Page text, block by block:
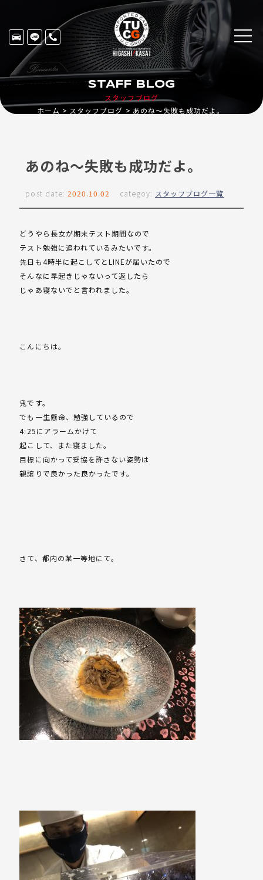
スタッフブログ
STAFF BLOG
ホーム スタッフブログ あのね～失敗も成功だよ。
あのね～失敗も成功だよ。
post date: 2020.10.02 categoy: スタッフブログ一覧
どうやら長女が期末テスト期間なので
テスト勉強に追われているみたいです。
先日も4時半に起こしてとLINEが届いたので
そんなに早起きじゃないって返したら
じゃあ寝ないでと言われました。
こんにちは。
鬼です。
でも一生懸命、勉強しているので
4:25にアラームかけて
起こして、また寝ました。
目標に向かって妥協を許さない姿勢は
親譲りで良かった良かったです。
さて、都内の某一等地にて。